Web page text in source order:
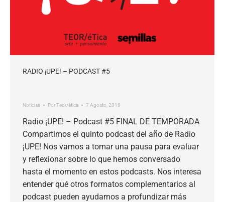
RADIO ¡UPE! – PODCAST #5
Noticias PorTeor/ética 7 Agosto, 2018
Radio ¡UPE! – Podcast #5 FINAL DE TEMPORADA
Compartimos el quinto podcast del año de Radio
¡UPE! Nos vamos a tomar una pausa para evaluar
y reflexionar sobre lo que hemos conversado
hasta el momento en estos podcasts. Nos interesa
entender qué otros formatos complementarios al
podcast pueden ayudarnos a profundizar más